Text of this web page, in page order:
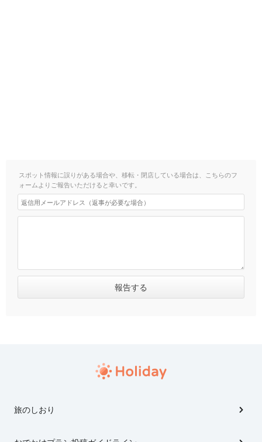
スポット情報に誤りがある場合や、移転・閉店している場合は、こちらのフ
ォームよりご報告いただけると幸いです。
旅のしおり